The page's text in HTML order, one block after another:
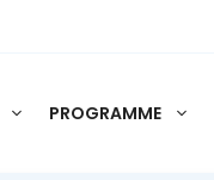
PROGRAMME